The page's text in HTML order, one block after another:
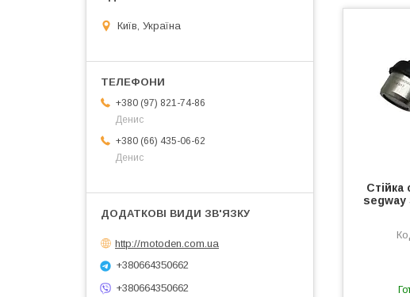
Стійка
segway
Київ, Україна
+380 (97) 821-74-86
Денис
+380 (66) 435-06-62
Денис
http://motoden.com.ua
+380664350662
+380664350662